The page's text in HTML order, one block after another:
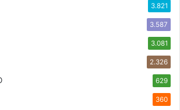
3.821
3.587
3.081
2.326
629
360